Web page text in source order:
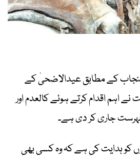
کے مطابق عیدالاضحیٰ کے
اہم اقدام کرتے ہوئے کالعدم اور
جاری کر دی ہے۔
کو ہدایت کی ہے کہ وہ کسی بھی